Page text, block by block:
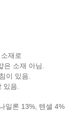
재로
은 소재 아님.
이 있음.
있음.
일론 13%, 텐셀 4%